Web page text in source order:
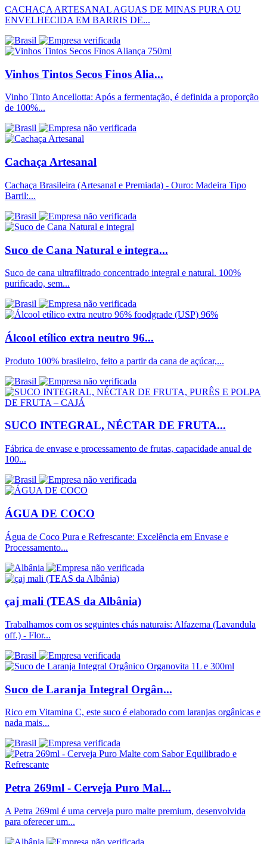
CACHAÇA ARTESANAL AGUAS DE MINAS PURA OU
ENVELHECIDA EM BARRIS DE...
Vinhos Tintos Secos Finos Alia...
Vinho Tinto Ancellotta: Após a fermentação, é definida a proporção
de 100%...
Cachaça Artesanal
Cachaça Brasileira (Artesanal e Premiada) - Ouro: Madeira Tipo
Barril:...
Suco de Cana Natural e integra...
Suco de cana ultrafiltrado concentrado integral e natural. 100%
purificado, sem...
Álcool etílico extra neutro 96...
Produto 100% brasileiro, feito a partir da cana de açúcar,...
SUCO INTEGRAL, NÉCTAR DE FRUTA...
Fábrica de envase e processamento de frutas, capacidade anual de
100...
ÁGUA DE COCO
Água de Coco Pura e Refrescante: Excelência em Envase e
Processamento...
çaj mali (TEAS da Albânia)
Trabalhamos com os seguintes chás naturais: Alfazema (Lavandula
off.) - Flor...
Suco de Laranja Integral Orgân...
Rico em Vitamina C, este suco é elaborado com laranjas orgânicas e
nada mais...
Petra 269ml - Cerveja Puro Mal...
A Petra 269ml é uma cerveja puro malte premium, desenvolvida
para oferecer um...